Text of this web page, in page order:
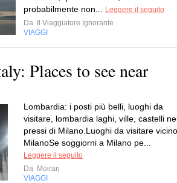
probabilmente non...
Leggere il seguito
Da
Il Viaggiatore Ignorante
VIAGGI
Places to see near
Lombardia: i posti più belli, luoghi da
visitare, lombardia laghi, ville, castelli
pressi di Milano.Luoghi da visitare vicino
MilanoSe soggiorni a Milano pe...
Leggere il seguito
Da Moirarj
VIAGGI